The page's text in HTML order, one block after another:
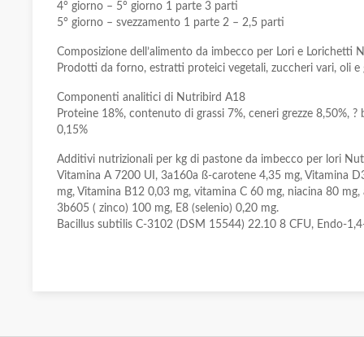
4° giorno – 5° giorno 1 parte 3 parti
5° giorno – svezzamento 1 parte 2 – 2,5 parti
Composizione dell’alimento da imbecco per Lori e Lorichetti
Prodotti da forno, estratti proteici vegetali, zuccheri vari, oli
Componenti analitici di Nutribird A18
Proteine 18%, contenuto di grassi 7%, ceneri grezze 8,50%,
0,15%
Additivi nutrizionali per kg di pastone da imbecco per lori
Vitamina A 7200 UI, 3a160a ß-carotene 4,35 mg, Vitamina
mg, Vitamina B12 0,03 mg, vitamina C 60 mg, niacina 80
3b605 ( zinco) 100 mg, E8 (selenio) 0,20 mg.
Bacillus subtilis C-3102 (DSM 15544) 22.10 8 CFU, Endo-